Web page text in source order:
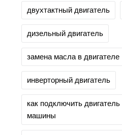
двухтактный двигатель
дизельный двигатель
замена масла в двигателе
инверторный двигатель
как подключить
машины